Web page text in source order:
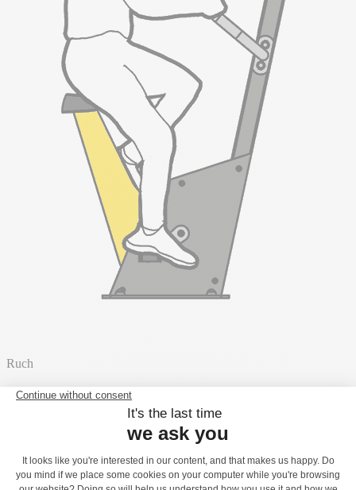
Ruch
1 aktywny sport
4 aktywności sportowe